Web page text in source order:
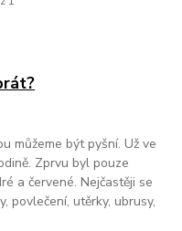
můžeme být pyšní. Už ve
Zprvu byl pouze
a červené. Nejčastěji se
povlečení, utěrky, ubrusy,